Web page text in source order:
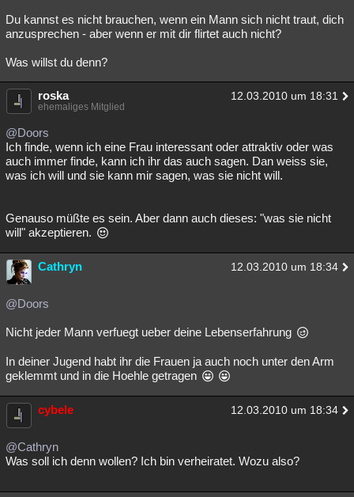
Du kannst es nicht brauchen, wenn ein Mann sich nicht traut, dich
anzusprechen - aber wenn er mit dir flirtet auch nicht?
Was willst du denn?
roska 12.03.2010 um 18:31
ehemaliges Mitglied
@Doors
Ich finde, wenn ich eine Frau interessant oder attraktiv oder was
auch immer finde, kann ich ihr das auch sagen. Dan weiss sie,
was ich will und sie kann mir sagen, was sie nicht will.
Genauso müßte es sein. Aber dann auch dieses: "was sie nicht
will" akzeptieren.
Cathryn 12.03.2010 um 18:34
@Doors
Nicht jeder Mann verfuegt ueber deine Lebenserfahrung
In deiner Jugend habt ihr die Frauen ja auch noch unter den Arm
geklemmt und in die Hoehle getragen
cybele 12.03.2010 um 18:34
@Cathryn
Was soll ich denn wollen? Ich bin verheiratet. Wozu also?